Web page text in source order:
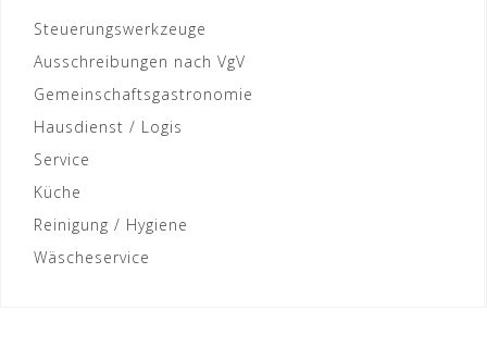
Steuerungswerkzeuge
Ausschreibungen nach VgV
Gemeinschaftsgastronomie
Hausdienst / Logis
Service
Küche
Reinigung / Hygiene
Wäscheservice